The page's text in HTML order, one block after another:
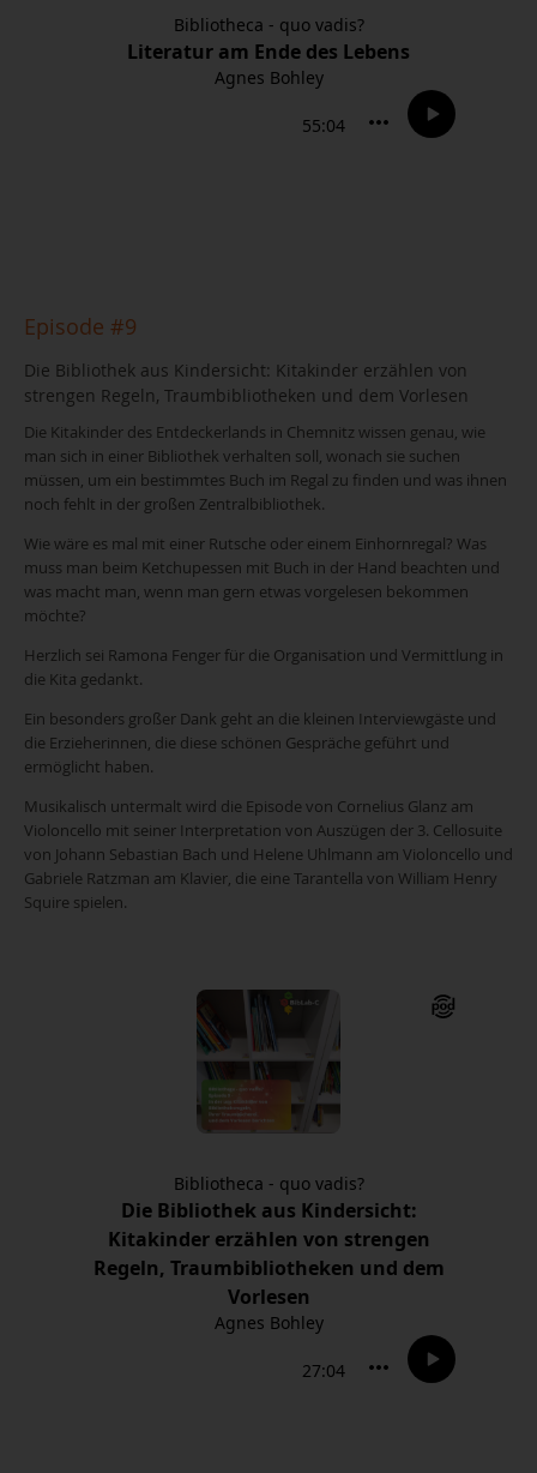
Episode #9
Die Bibliothek aus Kindersicht: Kitakinder erzählen von
strengen Regeln, Traumbibliotheken und dem Vorlesen
Die Kitakinder des Entdeckerlands in Chemnitz wissen genau, wie
man sich in einer Bibliothek verhalten soll, wonach sie suchen
müssen, um ein bestimmtes Buch im Regal zu finden und was ihnen
noch fehlt in der großen Zentralbibliothek.
Wie wäre es mal mit einer Rutsche oder einem Einhornregal? Was
muss man beim Ketchupessen mit Buch in der Hand beachten und
was macht man, wenn man gern etwas vorgelesen bekommen
möchte?
Herzlich sei Ramona Fenger für die Organisation und Vermittlung in
die Kita gedankt.
Ein besonders großer Dank geht an die kleinen Interviewgäste und
die Erzieherinnen, die diese schönen Gespräche geführt und
ermöglicht haben.
Musikalisch untermalt wird die Episode von Cornelius Glanz am
Violoncello mit seiner Interpretation von Auszügen der 3. Cellosuite
von Johann Sebastian Bach und Helene Uhlmann am Violoncello und
Gabriele Ratzman am Klavier, die eine Tarantella von William Henry
Squire spielen.